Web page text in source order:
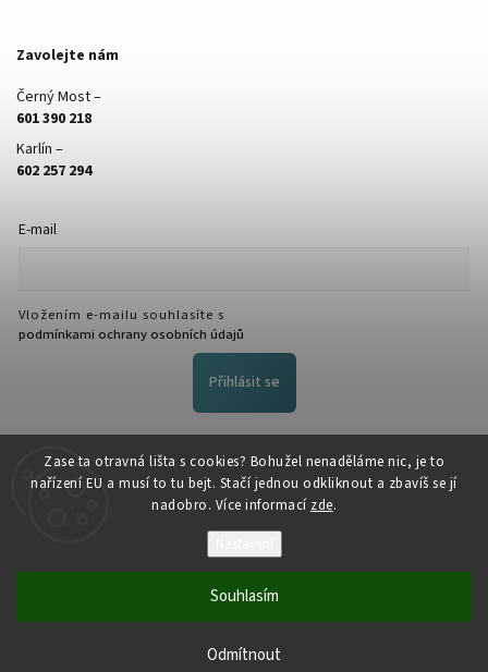
Zase ta otravná lišta s cookies? Bohužel nenaděláme nic, je to
nařízení EU a musí to tu bejt. Stačí jednou odkliknout a zbavíš se jí
nadobro. Více informací zde.
Odmítnout
Souhlasím
Zavolejte nám
Černý Most –
601 390 218
Karlín –
602 257 294
E-mail
Vložením e-mailu souhlasíte s
podmínkami ochrany osobních údajů
Přihlásit se
FACEBOOK
Shoptet| Design